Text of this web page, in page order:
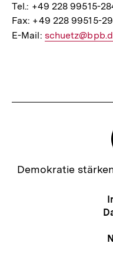
Tel.: +49 228 99515-
Fax: +49 228 99515-
E-Mail: E-
Zur
Demokratie